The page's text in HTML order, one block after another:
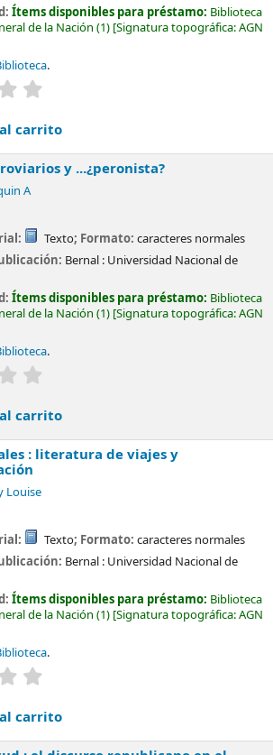
Ítems disponibles para préstamo: Biblioteca
de la Nación (1) Signatura topográfica:AGN
.
carrito
y ...¿peronista?
A
Texto; Formato: caracteres normales
Bernal : Universidad Nacional de
Ítems disponibles para préstamo: Biblioteca
de la Nación (1) Signatura topográfica:AGN
.
carrito
: literatura de viajes y
Louise
Texto; Formato: caracteres normales
Bernal : Universidad Nacional de
Ítems disponibles para préstamo: Biblioteca
de la Nación (1) Signatura topográfica:AGN
.
carrito